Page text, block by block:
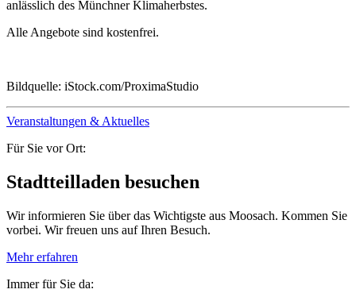
anlässlich des Münchner Klimaherbstes.
Alle Angebote sind kostenfrei.
Bildquelle: iStock.com/ProximaStudio
Veranstaltungen & Aktuelles
Für Sie vor Ort:
Stadtteilladen besuchen
Wir informieren Sie über das Wichtigste aus Moosach. Kommen Sie
vorbei. Wir freuen uns auf Ihren Besuch.
Mehr erfahren
Immer für Sie da: